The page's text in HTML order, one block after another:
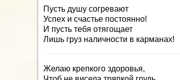
Пусть душу согревают
Успех и счастье постоянно!
И пусть тебя отягощает
Лишь груз наличности в карманах!
Желаю крепкого здоровья,